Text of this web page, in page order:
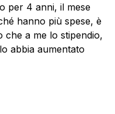
per 4 anni, il mese
hanno più spese, è
che a me lo stipendio,
abbia aumentato